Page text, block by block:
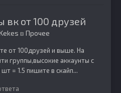
от 100 друзей
в Прочее
от 100друзей и выше. На
группы,высокие аккаунты с
= 1.5 пишите в скайп...